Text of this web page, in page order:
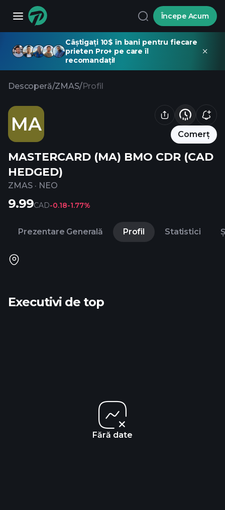
Începe Acum
Câștigați 10$ în bani pentru fiecare
prieten Pro+ pe care îl
recomandați!
Descoperă/ZMAS/Profil
MA Comerț
MASTERCARD (MA) BMO CDR (CAD
HEDGED)
ZMAS · NEO
9.99CAD-0.18-1.77%
Prezentare Generală Profil Statistici
Executivi de top
Fără date